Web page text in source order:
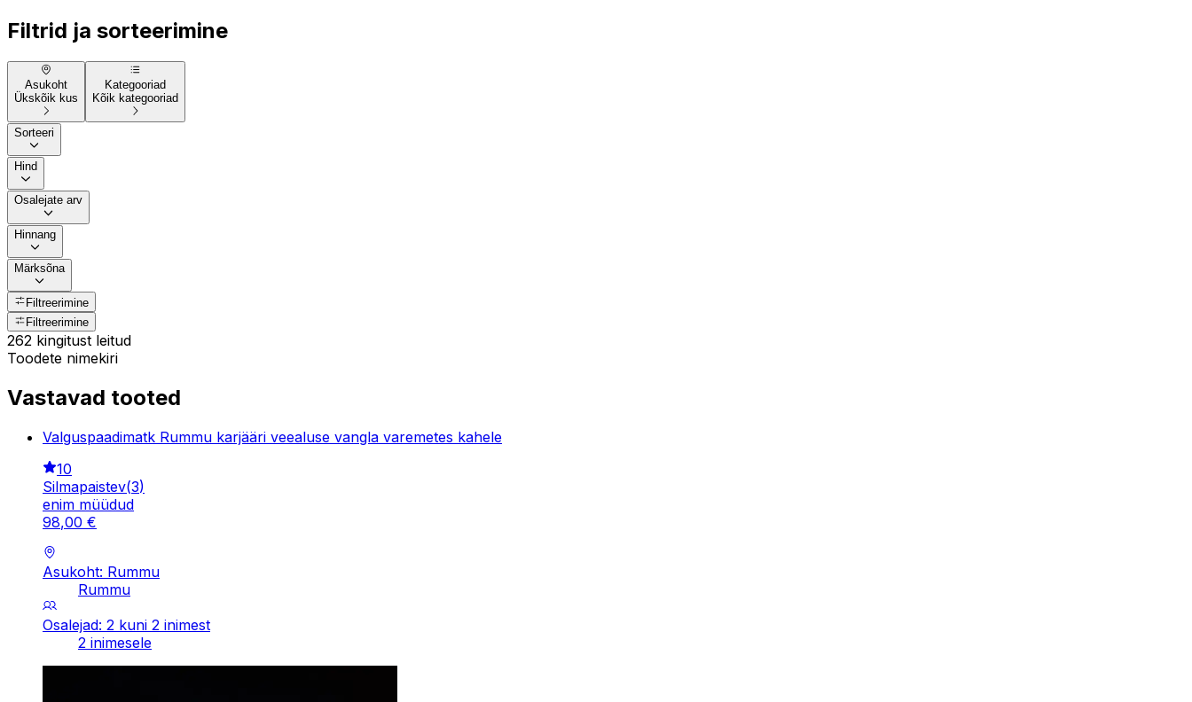
Filtrid ja sorteerimine
Asukoht
Ükskõik kus
Kategooriad
Kõik kategooriad
Sorteeri
Hind
Osalejate arv
Hinnang
Märksõna
Filtreerimine
Filtreerimine
262 kingitust leitud
Toodete nimekiri
Vastavad tooted
Valguspaadimatk Rummu karjääri veealuse vangla varemetes kahele
10
Silmapaistev(3)
enim müüdud
98,00 €
Asukoht: Rummu
Rummu
Osalejad: 2 kuni 2 inimest
2 inimesele